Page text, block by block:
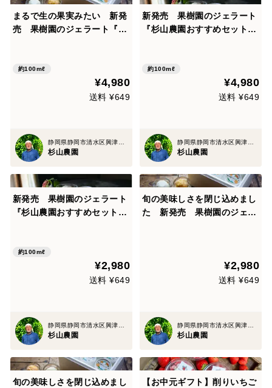
まるで生の果実みたい 新発
売 果樹園のジェラート『柑
時指定便 杉山農園
約100mℓ
¥4,980
送料 ¥649
杉山農園
新発売 果樹園のジェラート
『杉山農園おすすめセット』
約100mℓ
¥4,980
送料 ¥649
杉山農園
新発売 果樹園のジェラート
『杉山農園おすすめセット』
約100mℓ
¥2,980
送料 ¥649
杉山農園
旬の美味しさを閉じ込めまし
た 新発売 果樹園のジェラ
¥2,980
送料 ¥649
杉山農園
旬の美味しさを閉じ込めまし
【お中元ギフト】削りいちご